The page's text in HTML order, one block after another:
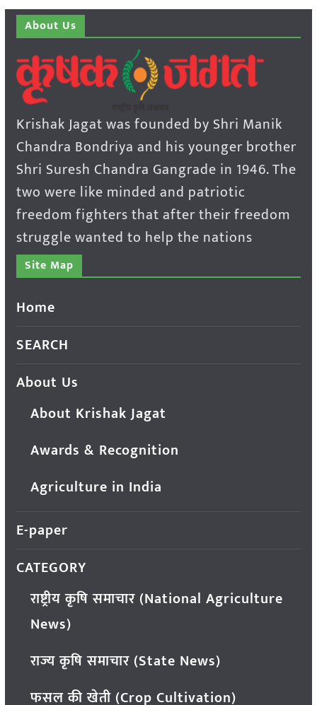
About Us
Krishak Jagat was founded by Shri Manik
Chandra Bondriya and his younger brother
Shri Suresh Chandra Gangrade in 1946. The
two were like minded and patriotic
freedom fighters that after their freedom
struggle wanted to help the nations
Site Map
Home
SEARCH
About Us
About Krishak Jagat
Awards & Recognition
Agriculture in India
E-paper
CATEGORY
राष्ट्रीय कृषि समाचार (National Agriculture
News)
राज्य कृषि समाचार (State News)
फसल की खेती (Crop Cultivation)